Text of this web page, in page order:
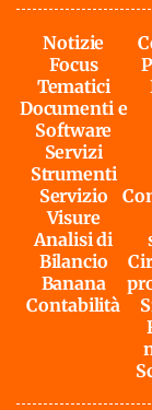
Notizie
Focus
Tematici
Documenti e
Software
Servizi
Strumenti
Servizio
Visure
Analisi di
Bilancio
Banana
Contabilità